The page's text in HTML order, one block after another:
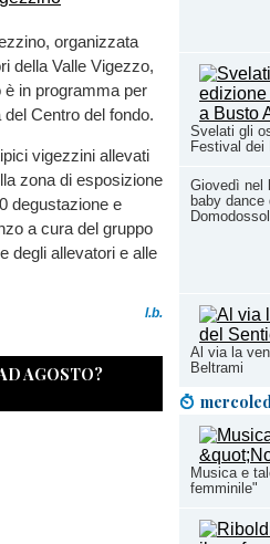
Svelati gli
Festival dei
Giovedì nel
baby
Al via la
Beltrami
Musica e
femminile"
organizzata
della Valle Vigezzo,
è in programma per
Centro del fondo.
vigezzini allevati
zona di esposizione
degustazione e
a cura del gruppo
degli allevatori e alle
l.b.
AGOSTO?